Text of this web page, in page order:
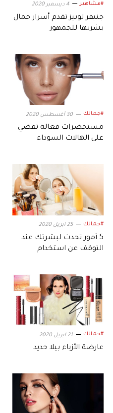
#مشاهير 4 ديسمبر 2020
جنيفر لوبيز تقدم أسرار جمال
بشرتها للجمهور
#جمالك 30 أغسطس 2020
مستحضرات فعالة تقضي
على الهالات السوداء
#جمالك 25 ابريل 2020
5 أمور تحدث لبشرتك عند
التوقف عن استخدام
#جمالك 21 ابريل 2020
عارضة الأزياء بيلا حديد